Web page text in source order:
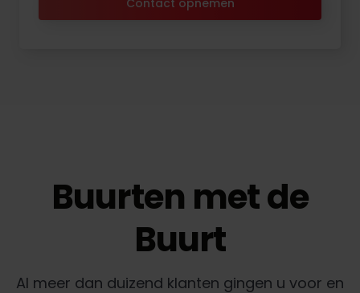
Buurten met de
Buurt
Al meer dan duizend klanten gingen u voor en